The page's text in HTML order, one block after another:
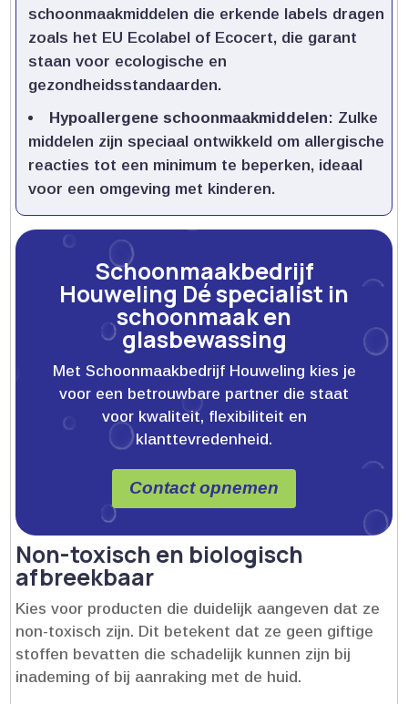
schoonmaakmiddelen die erkende labels dragen
zoals het EU Ecolabel of Ecocert, die garant
staan voor ecologische en
gezondheidsstandaarden.​
Hypoallergene schoonmaakmiddelen: Zulke
middelen zijn speciaal ontwikkeld om allergische
reacties tot een minimum te beperken, ideaal
voor een omgeving met kinderen.​
Schoonmaakbedrijf
Houweling Dé specialist in
schoonmaak en
glasbewassing
Met Schoonmaakbedrijf Houweling kies je
voor een betrouwbare partner die staat
voor kwaliteit, flexibiliteit en
klanttevredenheid.
Contact opnemen
Non-toxisch en biologisch
afbreekbaar
Kies voor producten die duidelijk aangeven dat ze
non-toxisch zijn.​ Dit betekent dat ze geen giftige
stoffen bevatten die schadelijk kunnen zijn bij
inademing of bij aanraking met de huid.​